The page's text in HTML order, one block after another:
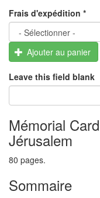
Frais d'expédition *
Ajouter au panier
Leave this field blank
Mémorial
Jérusalem
80 pages.
Sommaire